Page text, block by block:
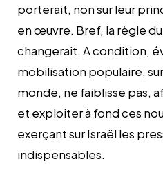
porterait, non sur leur
en œuvre. Bref, la règle
changerait. A condition,
mobilisation populaire,
monde, ne faiblisse pas,
et exploiter à fond ces
exerçant sur Israël les
indispensables.